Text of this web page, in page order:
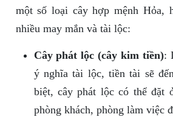
một số loại cây hợp mệnh Hỏa,
nhiều may mắn và tài lộc:
Cây phát lộc (cây kim tiền):
ý nghĩa tài lộc, tiền tài sẽ
biệt, cây phát lộc có thể đặt
phòng khách, phòng làm việc